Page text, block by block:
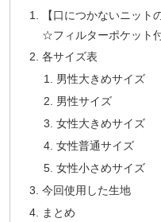
【口につかないニッ
☆フィルターポケット
各サイズ表
男性大きめサイズ
男性サイズ
女性大きめサイズ
女性普通サイズ
女性小さめサイズ
今回使用した生地
まとめ